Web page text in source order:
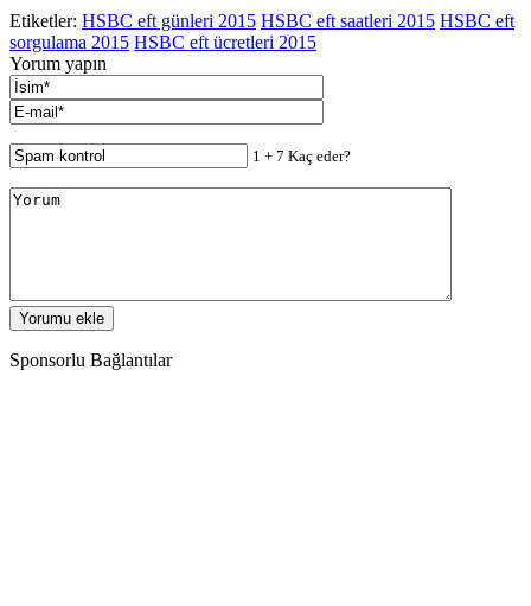
Etiketler: HSBC eft günleri 2015 HSBC eft saatleri 2015 HSBC eft
sorgulama 2015 HSBC eft ücretleri 2015
Yorum yapın
1 + 7 Kaç eder?
Sponsorlu Bağlantılar